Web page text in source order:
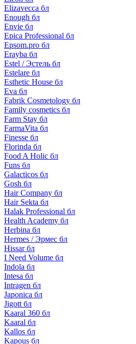
Elizavecca бл
Enough бл
Envie бл
Epica Professional бл
Epsom.pro бл
Erayba бл
Estel / Эстель бл
Estelare бл
Esthetic House бл
Eva бл
Fabrik Cosmetology бл
Family cosmetics бл
Farm Stay бл
FarmaVita бл
Finesse бл
Florinda бл
Food A Holic бл
Funs бл
Galacticos бл
Gosh бл
Hair Company бл
Hair Sekta бл
Halak Professional бл
Health Academy бл
Herbina бл
Hermes / Эрмес бл
Hissar бл
I Need Volume бл
Indola бл
Intesa бл
Intragen бл
Japonica бл
Jigott бл
Kaaral 360 бл
Kaaral бл
Kallos бл
Kapous бл